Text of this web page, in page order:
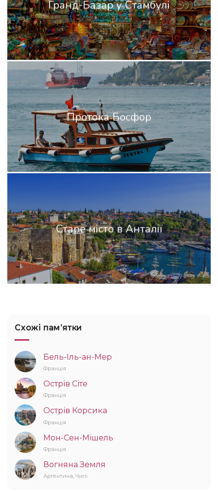
Гранд-Базар у Стамбулі
Протока Босфор
Старе місто в Анталії
Схожі памʼятки
Бель-Іль-ан-Мер
Франція
Острів Сіте
Франція
Острів Корсика
Франція
Мон-Сен-Мішель
Франція
Вогняна Земля
Аргентина, Чилі